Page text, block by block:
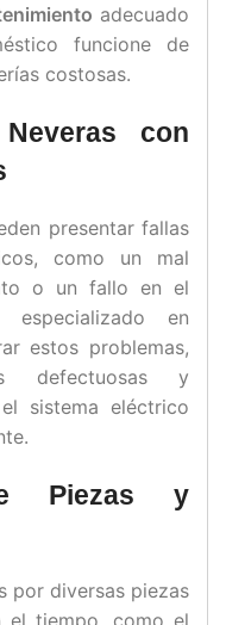
adecuado
funcione de
costosas.
con
presentar fallas
como un mal
o un fallo en el
especializado en
estos problemas,
defectuosas y
sistema eléctrico
Piezas y
por diversas piezas
el tiempo, como el